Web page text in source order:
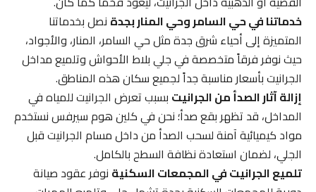
خدماتنا في حي السامر وحي المنار بجدةنصل بخدماتنا
المتميزة إلى أحياء شرق جدة مثل حي السامر، المنار، والأجواد،
حيث نوفر فرقاً متخصصة في جلي بلاط الأحواش وتلميع مداخل
الجرانيت بأسعار مناسبة جداً لجميع سكان هذه المناطق.
إزالة آثار الصدأ من الجرانيتبسبب تعرض الجرانيت للمياه في
المداخل، قد تظهر بقع صدأ؛ نحن في كلين هوم سيرفس نستخدم
مواد كيميائية آمنة لسحب الصدأ من داخل مسام الجرانيت قبل
الجلي، لضمان استعادة نظافة السطح بالكامل.
تلميع الجرانيت في المجمعات السكنيةنوفر عقود صيانة